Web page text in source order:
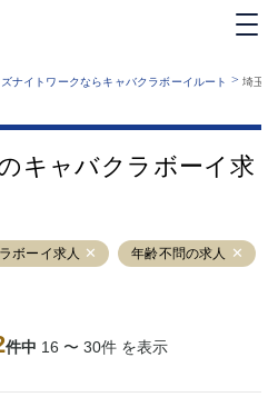
から探す
営者情報
トマップ
ナイトワークならキャバクラボーイルート > 埼玉
キャバクラボーイ求
ボーイ求人 年齢不問の求人
件中 16 〜 30件 を表示
池袋
大和
立川